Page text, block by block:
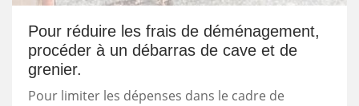
Pour réduire les frais de déménagement,
procéder à un débarras de cave et de
grenier.
Pour limiter les dépenses dans le cadre de